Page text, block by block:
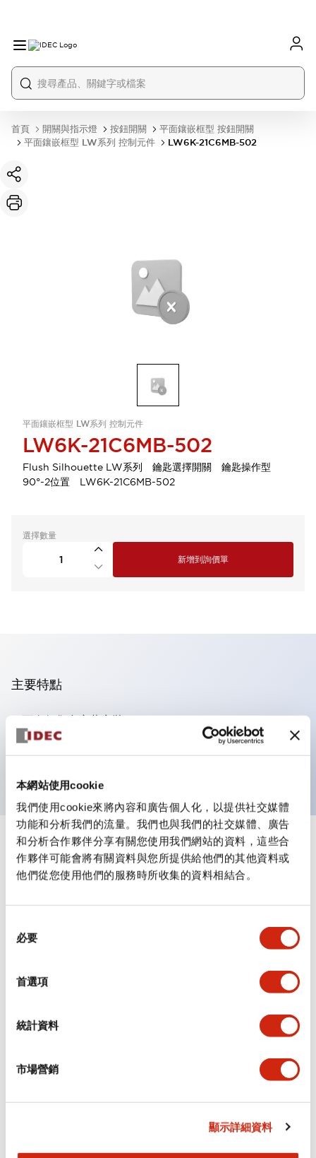
本網站使用cookie
我們使用cookie來將內容和廣告個人化，以提供社交媒體
功能和分析我們的流量。我們也與我們的社交媒體、廣告
和分析合作夥伴分享有關您使用我們網站的資料，這些合
作夥伴可能會將有關資料與您所提供給他們的其他資料或
他們從您使用他們的服務時所收集的資料相結合。
必要
首選項
統計資料
市場營銷
顯示詳細資料
首頁 開關與指示燈 按鈕開關
平面鑲嵌框型 按鈕開關
平面鑲嵌框型 LW系列 控制元件
LW6K-21C6MB-502
平面鑲嵌框型 LW系列 控制元件
LW6K-21C6MB-502
Flush Silhouette LW系列 鑰匙選擇開關 鑰匙操作型
90°-2位置 LW6K-21C6MB-502
選擇數量
新增到詢價單
主要特點
可進行集合密著安裝
附鎖選擇開關採用高安全性的彈子鎖結構
規格 顯示全部
審美規範
安裝和安裝規範